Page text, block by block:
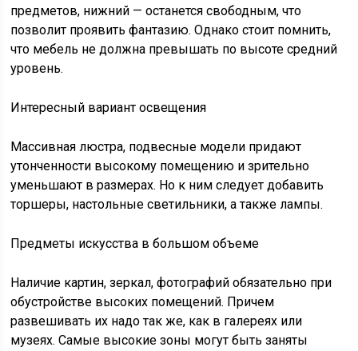
предметов, нижний — останется свободным, что
позволит проявить фантазию. Однако стоит помнить,
что мебель не должна превышать по высоте средний
уровень.
Интересный вариант освещения
Массивная люстра, подвесные модели придают
утонченности высокому помещению и зрительно
уменьшают в размерах. Но к ним следует добавить
торшеры, настольные светильники, а также лампы.
Предметы искусства в большом объеме
Наличие картин, зеркал, фотографий обязательно при
обустройстве высоких помещений. Причем
развешивать их надо так же, как в галереях или
музеях. Самые высокие зоны могут быть заняты